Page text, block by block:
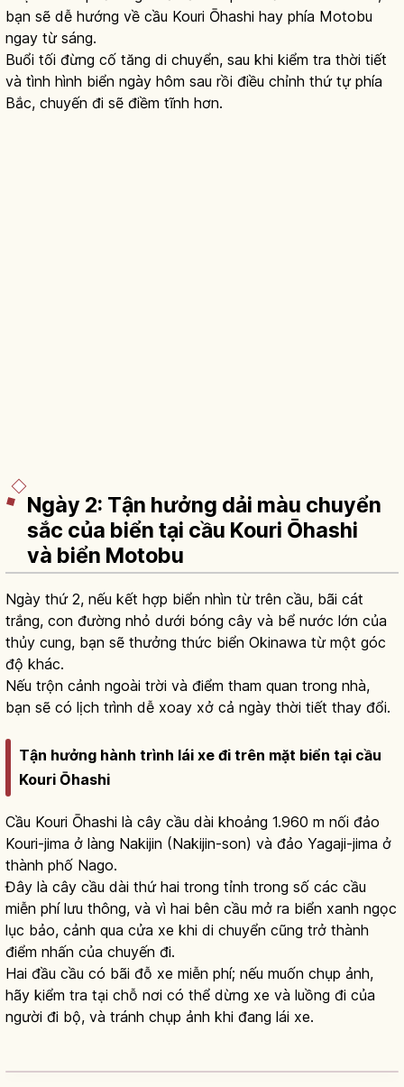
bạn sẽ dễ hướng về cầu Kouri Ōhashi hay phía Motobu
ngay từ sáng.
Buổi tối đừng cố tăng di chuyển, sau khi kiểm tra thời tiết
và tình hình biển ngày hôm sau rồi điều chỉnh thứ tự phía
Bắc, chuyến đi sẽ điềm tĩnh hơn.
Ngày 2: Tận hưởng dải màu chuyển
sắc của biển tại cầu Kouri Ōhashi
và biển Motobu
Ngày thứ 2, nếu kết hợp biển nhìn từ trên cầu, bãi cát
trắng, con đường nhỏ dưới bóng cây và bể nước lớn của
thủy cung, bạn sẽ thưởng thức biển Okinawa từ một góc
độ khác.
Nếu trộn cảnh ngoài trời và điểm tham quan trong nhà,
bạn sẽ có lịch trình dễ xoay xở cả ngày thời tiết thay đổi.
Tận hưởng hành trình lái xe đi trên mặt biển tại cầu
Kouri Ōhashi
Cầu Kouri Ōhashi là cây cầu dài khoảng 1.960 m nối đảo
Kouri-jima ở làng Nakijin (Nakijin-son) và đảo Yagaji-jima ở
thành phố Nago.
Đây là cây cầu dài thứ hai trong tỉnh trong số các cầu
miễn phí lưu thông, và vì hai bên cầu mở ra biển xanh ngọc
lục bảo, cảnh qua cửa xe khi di chuyển cũng trở thành
điểm nhấn của chuyến đi.
Hai đầu cầu có bãi đỗ xe miễn phí; nếu muốn chụp ảnh,
hãy kiểm tra tại chỗ nơi có thể dừng xe và luồng đi của
người đi bộ, và tránh chụp ảnh khi đang lái xe.
Đảo Kouri ở Okinawa: cầu Kouri Ohashi